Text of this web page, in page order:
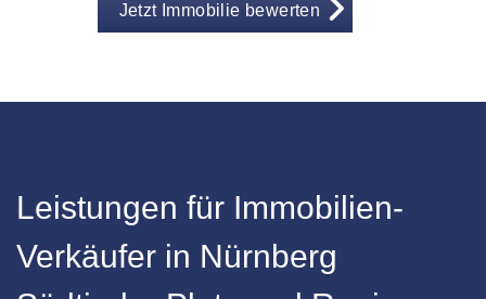
Jetzt Immobilie bewerten
Leistungen für Immobilien-
Verkäufer in Nürnberg